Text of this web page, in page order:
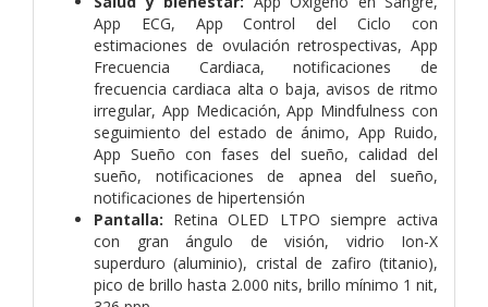
App ECG, App Control del Ciclo con
estimaciones de ovulación retrospectivas, App
Frecuencia Cardiaca, notificaciones de
frecuencia cardiaca alta o baja, avisos de ritmo
irregular, App Medicación, App Mindfulness con
seguimiento del estado de ánimo, App Ruido,
App Sueño con fases del sueño, calidad del
sueño, notificaciones de apnea del sueño,
notificaciones de hipertensión
Pantalla: Retina OLED LTPO siempre activa
con gran ángulo de visión, vidrio Ion-X
superduro (aluminio), cristal de zafiro (titanio),
pico de brillo hasta 2.000 nits, brillo mínimo 1 nit,